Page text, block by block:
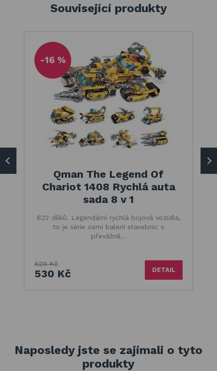
Související produkty
-16 %
Qman The Legend Of
Chariot 1408 Rychlá auta
sada 8 v 1
622 dílků. Legendární rychlá bojová vozidla,
to je série osmi balení stavebnic s
převážně…
629 Kč
530 Kč DETAIL
Naposledy jste se zajímali o tyto
produkty